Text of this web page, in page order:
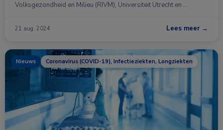
Volksgezondheid en Milieu (RIVM), Universiteit Utrecht en …
21 aug. 2024 Lees meer →
Nieuws Coronavirus (COVID-19), Infectieziekten, Longziekten